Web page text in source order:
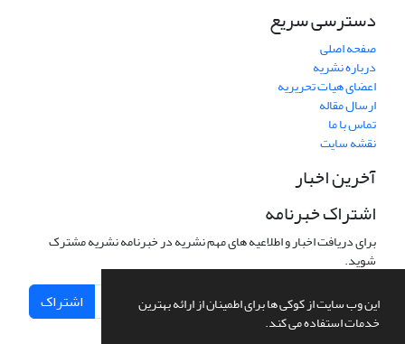
این وب سایت از کوکی ها برای اطمینان از ارائه بهترین
خدمات استفاده می کند.
دسترسی سریع
صفحه اصلی
درباره نشریه
اعضای هیات تحریریه
ارسال مقاله
تماس با ما
نقشه سایت
آخرین اخبار
اشتراک خبرنامه
برای دریافت اخبار و اطلاعیه های مهم نشریه در خبرنامه نشریه مشترک
شوید.
اشتراک